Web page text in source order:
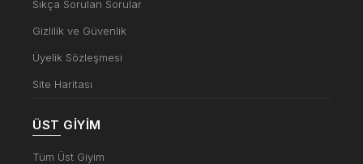
Sıkça Sorulan Sorular
Gizlilik ve Güvenlik
Üyelik Sözleşmesi
Site Haritası
ÜST GIYIM
Tüm Üst Giyim